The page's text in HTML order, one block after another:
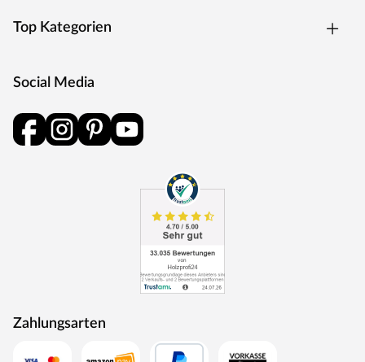
Top Kategorien
Social Media
Zahlungsarten